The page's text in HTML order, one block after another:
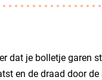
dat je bolletje garen
en de draad door